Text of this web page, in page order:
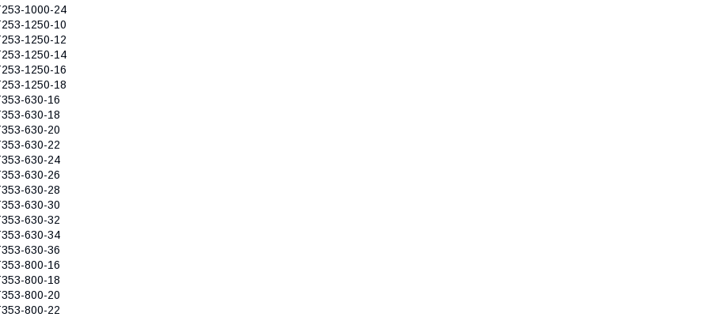
1000-24
1250-10
1250-12
1250-14
1250-16
1250-18
630-16
630-18
630-20
630-22
630-24
630-26
630-28
630-30
630-32
630-34
630-36
800-16
800-18
800-20
800-22